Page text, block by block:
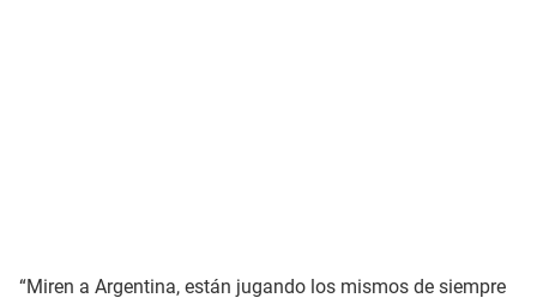
“Miren a Argentina, están jugando los mismos de siempre